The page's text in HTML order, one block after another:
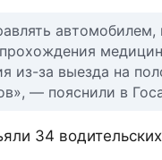
из-за выезда на
— пояснили в
34